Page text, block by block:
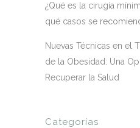
¿Qué es la cirugía
qué casos se
Nuevas Técnicas en el
de la Obesidad: Una
Recuperar la Salud
Categorías